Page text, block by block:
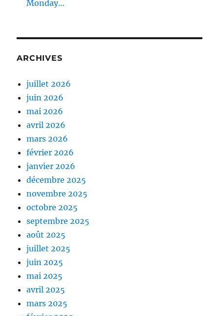
Monday…
ARCHIVES
juillet 2026
juin 2026
mai 2026
avril 2026
mars 2026
février 2026
janvier 2026
décembre 2025
novembre 2025
octobre 2025
septembre 2025
août 2025
juillet 2025
juin 2025
mai 2025
avril 2025
mars 2025